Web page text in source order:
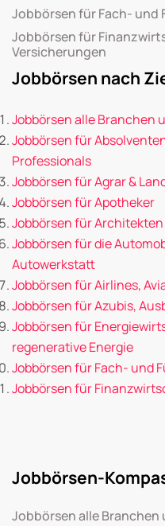
Jobbörsen für Fach- und
Jobbörsen für
Versicherungen
Jobbörsen nach
Jobbörsen alle Branchen
Jobbörsen für
Professionals
Jobbörsen für Agrar &
Jobbörsen für Apotheker
Jobbörsen für
Jobbörsen für die
Autowerkstatt
Jobbörsen für Airlines,
Jobbörsen für Azubis,
Jobbörsen für
regenerative Energie
Jobbörsen für Fach- und
Jobbörsen für
Jobbörsen-
Jobbörsen alle Branchen